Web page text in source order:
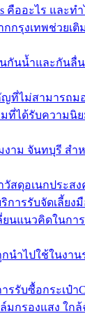
คืออะไร และ
กรุงเทพช่วยเติ
นกันน้ำและกันลื่
ญที่ไม่สามารถม
ที่ได้รับความนิ
าม จันทบุรี สำ
วัสดุอเนกประสง
ารรับจัดเลี้ยง
ยนแนวคิดในกา
นำไปใช้ในงาน
รับซื้อกระเป๋า
มกรองแสง ใก